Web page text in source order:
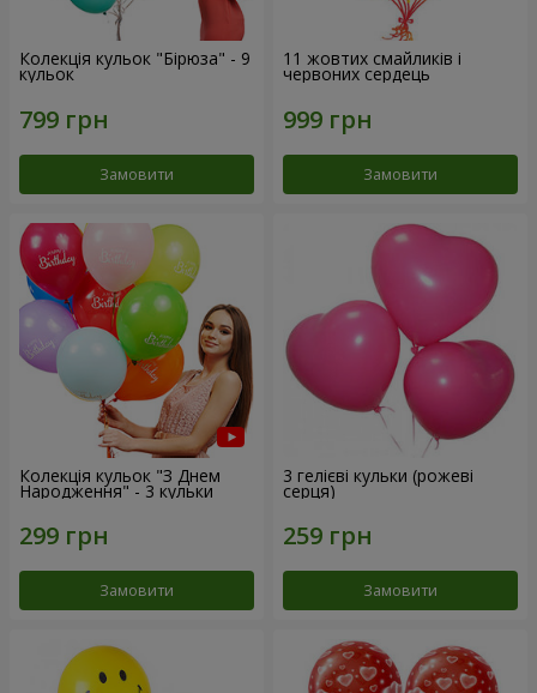
Колекція кульок "Бірюза" - 9
кульок
Замовити
11 жовтих смайликів і
червоних сердець
Замовити
Колекція кульок "З Днем
Народження" - 3 кульки
Замовити
3 гелієві кульки (рожеві
серця)
Замовити